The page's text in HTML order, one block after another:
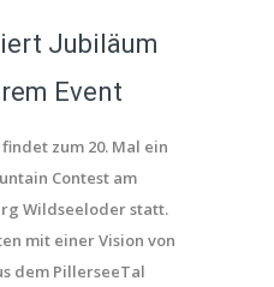
Jubiläum
Event
findet zum 20. Mal ein
Contest am
Wildseeloder statt.
mit einer Vision von
dem PillerseeTal